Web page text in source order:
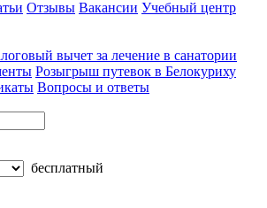
Отзывы Вакансии Учебный центр
вычет за лечение в санатории
Розыгрыш путевок в Белокуриху
Вопросы и ответы
бесплатный